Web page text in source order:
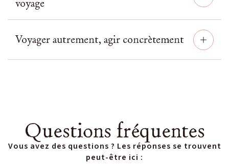
voyage
Voyager autrement, agir concrètement
Questions fréquentes
Vous avez des questions ? Les réponses se trouvent
peut-être ici :